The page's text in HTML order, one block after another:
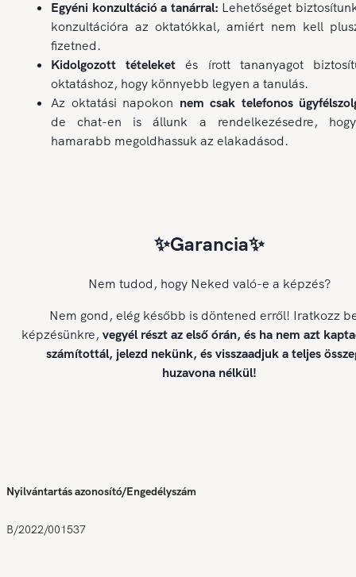
Egyéni konzultáció a tanárral: Lehetőséget
konzultációra az oktatókkal, amiért nem kell
fizetned.
Kidolgozott tételeket és írott tananyagot
oktatáshoz, hogy könnyebb legyen a tanulás.
Az oktatási napokon nem csak telefonos
de chat-en is állunk a rendelkezésedre,
hamarabb megoldhassuk az elakadásod.
✨Garancia✨
Nem tudod, hogy Neked való-e a képzés?
Nem gond, elég később is döntened erről! Iratkozz
képzésünkre, vegyél részt az első órán, és ha nem azt
számítottál, jelezd nekünk, és visszaadjuk a teljes
huzavona nélkül!
Nyilvántartás azonosító/Engedélyszám
B/2022/001537